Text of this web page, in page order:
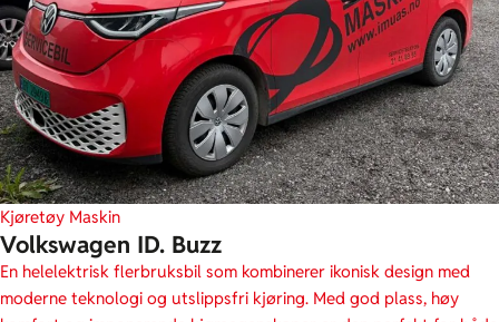
Kjøretøy Maskin
Volkswagen ID. Buzz
En helelektrisk flerbruksbil som kombinerer ikonisk design med
moderne teknologi og utslippsfri kjøring. Med god plass, høy